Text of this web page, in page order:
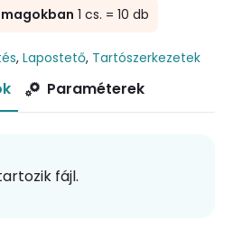
1 cs. = 10 db
, Lapostető, Tartószerkezetek
Paraméterek
fájl.